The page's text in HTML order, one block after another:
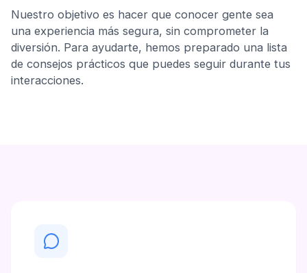
Nuestro objetivo es hacer que conocer gente sea
una experiencia más segura, sin comprometer la
diversión. Para ayudarte, hemos preparado una lista
de consejos prácticos que puedes seguir durante tus
interacciones.